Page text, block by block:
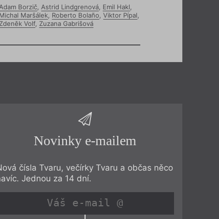
Borzič, Astrid Lindgrenová, Emil Hakl,
Maršálek, Roberto Bolaño, Viktor Pípal,
Volf, Zuzana Gabrišová
Novinky e-mailem
čísla Tvaru, večírky Tvaru a občas něco
Jednou za 14 dní.